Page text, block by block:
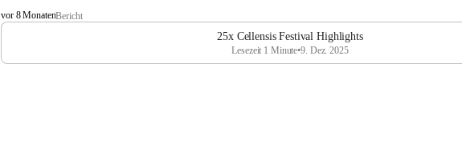
C
e
l
vor 8 MonatenBericht
25x Cellensis Festival Highlights
Lesezeit 1 Minute•9. Dez. 2025